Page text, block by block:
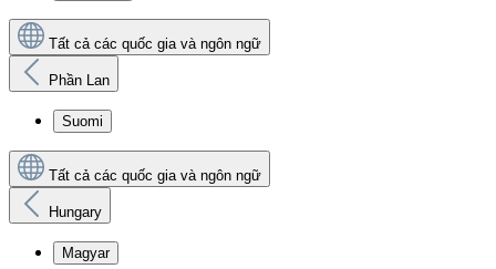
Tất cả các quốc gia và ngôn ngữ
Phần Lan
Suomi
Tất cả các quốc gia và ngôn ngữ
Hungary
Magyar